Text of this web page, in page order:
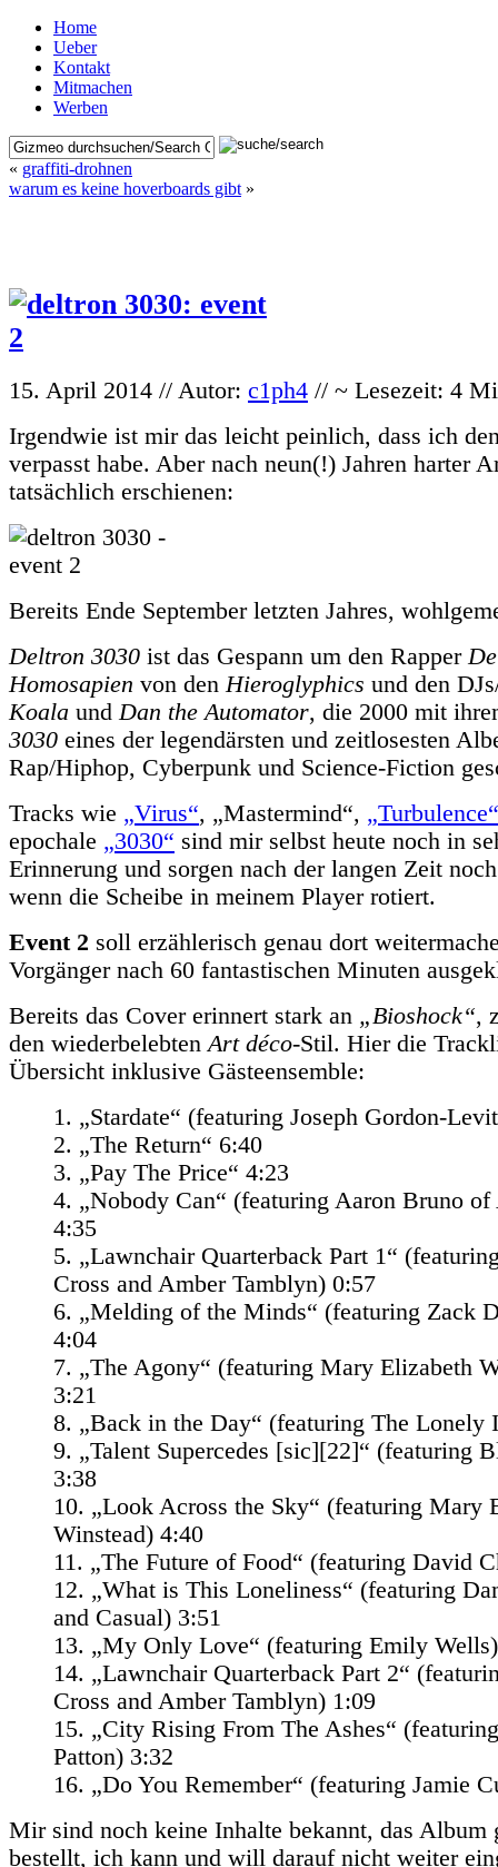
Home
Ueber
Kontakt
Mitmachen
Werben
« graffiti-drohnen
warum es keine hoverboards gibt »
15. April 2014 // Autor: c1ph4 // ~ Lesezeit: 4
Irgendwie ist mir das leicht peinlich, dass ich
verpasst habe. Aber nach neun(!) Jahren harter
tatsächlich erschienen:
Bereits Ende September letzten Jahres,
Deltron 3030 ist das Gespann um den Rapper
Homosapien von denHieroglyphics und den
Koala undDan the Automator, die 2000 mit
3030 eines der legendärsten und zeitlosesten
Rap/Hiphop, Cyberpunk und Science-Fiction
Tracks wie „Virus“, „Mastermind“, „Turbulence“
epochale „3030“ sind mir selbst heute noch in
Erinnerung und sorgen nach der langen Zeit
wenn die Scheibe in meinem Player rotiert.
Event 2 soll erzählerisch genau dort
Vorgänger nach 60 fantastischen Minuten
Bereits das Cover erinnert stark an „Bioshock“,
den wiederbelebtenArt déco-Stil. Hier die
Übersicht inklusive Gästeensemble:
1. „Stardate“ (featuring Joseph Gordon-
2. „The Return“ 6:40
3. „Pay The Price“ 4:23
4. „Nobody Can“ (featuring Aaron Bruno
4:35
5. „Lawnchair Quarterback Part 1“
Cross and Amber Tamblyn) 0:57
6. „Melding of the Minds“ (featuring Zack
4:04
7. „The Agony“ (featuring Mary Elizabeth
3:21
8. „Back in the Day“ (featuring The Lonely
9. „Talent Supercedes [sic][22]“ (featuring
3:38
10. „Look Across the Sky“ (featuring Mary
Winstead) 4:40
11. „The Future of Food“ (featuring David
12. „What is This Loneliness“ (featuring
and Casual) 3:51
13. „My Only Love“ (featuring Emily
14. „Lawnchair Quarterback Part 2“
Cross and Amber Tamblyn) 1:09
15. „City Rising From The Ashes“
Patton) 3:32
16. „Do You Remember“ (featuring Jamie
Mir sind noch keine Inhalte bekannt, das Album
bestellt, ich kann und will darauf nicht weiter